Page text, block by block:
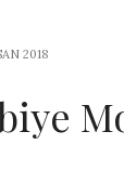
2018